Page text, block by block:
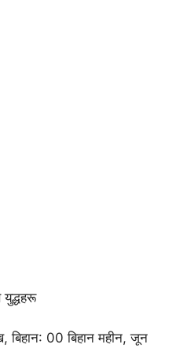
बिहान: 00 बिहान महीन, जून